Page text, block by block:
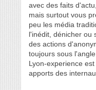
avec des faits
mais surtout vous
peu les média
l'inédit, dénicher ou
des actions
toujours sous
Lyon-experience
apports des